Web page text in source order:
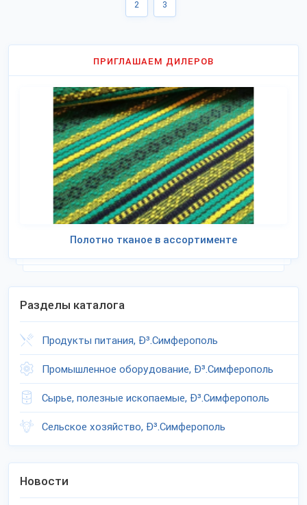
2 3
ПРИГЛАШАЕМ ДИЛЕРОВ
Полотно тканое в ассортименте
Разделы каталога
Продукты питания, Ð³.Симферополь
Промышленное оборудование, Ð³.Симферополь
Сырье, полезные ископаемые, Ð³.Симферополь
Сельское хозяйство, Ð³.Симферополь
Новости